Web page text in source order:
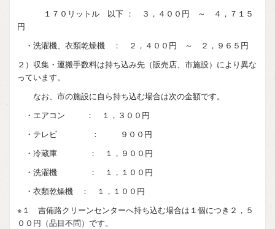
１７０リットル 以下 ： ３，４００円 ～ ４，７１５
円
・洗濯機、衣類乾燥機 ： ２，４００円 ～ ２，９６５円
２）収集・運搬手数料は持ち込み先（販売店、市施設）により異な
っています。
なお、市の施設に自ら持ち込む場合は次の金額です。
・エアコン ： １，３００円
・テレビ ： ９００円
・冷蔵庫 ： １，９００円
・洗濯機 ： １，１００円
・衣類乾燥機 ： １，１００円
※１ 吉備路クリーンセンターへ持ち込む場合は１個につき２，５
００円（品目不問）です。